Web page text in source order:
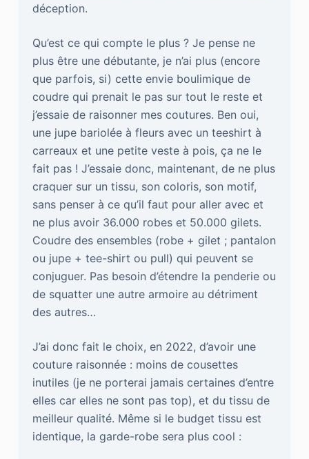
déception.
Qu’est ce qui compte le plus ? Je pense ne
plus être une débutante, je n’ai plus (encore
que parfois, si) cette envie boulimique de
coudre qui prenait le pas sur tout le reste et
j’essaie de raisonner mes coutures. Ben oui,
une jupe bariolée à fleurs avec un teeshirt à
carreaux et une petite veste à pois, ça ne le
fait pas ! J’essaie donc, maintenant, de ne plus
craquer sur un tissu, son coloris, son motif,
sans penser à ce qu’il faut pour aller avec et
ne plus avoir 36.000 robes et 50.000 gilets.
Coudre des ensembles (robe + gilet ; pantalon
ou jupe + tee-shirt ou pull) qui peuvent se
conjuguer. Pas besoin d’étendre la penderie ou
de squatter une autre armoire au détriment
des autres…
J’ai donc fait le choix, en 2022, d’avoir une
couture raisonnée : moins de cousettes
inutiles (je ne porterai jamais certaines d’entre
elles car elles ne sont pas top), et du tissu de
meilleur qualité. Même si le budget tissu est
identique, la garde-robe sera plus cool :